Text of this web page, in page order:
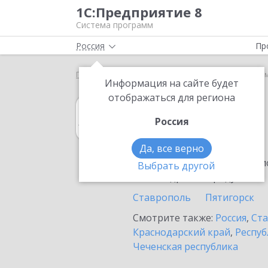
1С:Предприятие 8
Система программ
Россия
Информация на сайте будет
отображаться для региона
Россия
Да, все верно
Выбрать другой
Главная
1С:Архив
в Нефтекумске
Ознакомьтесь с
Ставрополь
Пятигорск
Смотрите также: Россия,
Краснодарский край,
Чеченская республика